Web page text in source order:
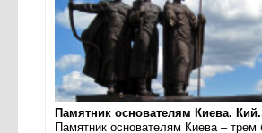
Памятник основателям Киева.
Памятник основателям Киева – трем